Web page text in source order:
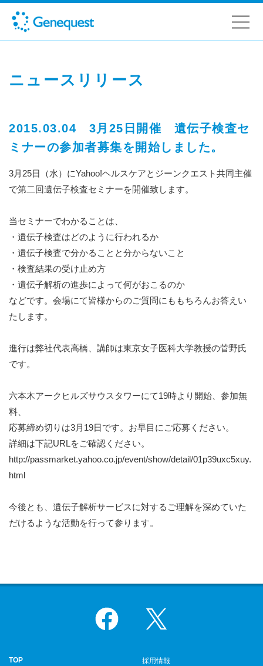
ニュースリリース
2015.03.04 3月25日開催 遺伝子検査セ
ミナーの参加者募集を開始しました。
3月25日（水）にYahoo!ヘルスケアとジーンクエスト共同主催
で第二回遺伝子検査セミナーを開催致します。
当セミナーでわかることは、
・遺伝子検査はどのように行われるか
・遺伝子検査で分かることと分からないこと
・検査結果の受け止め方
・遺伝子解析の進歩によって何がおこるのか
などです。会場にて皆様からのご質問にももちろんお答えい
たします。
進行は弊社代表高橋、講師は東京女子医科大学教授の菅野氏
です。
六本木アークヒルズサウスタワーにて19時より開始、参加無
料、
応募締め切りは3月19日です。お早目にご応募ください。
詳細は下記URLをご確認ください。
http://passmarket.yahoo.co.jp/event/show/detail/01p39uxc5xuy.
html
今後とも、遺伝子解析サービスに対するご理解を深めていた
だけるような活動を行って参ります。
Facebook
TOP
採用情報